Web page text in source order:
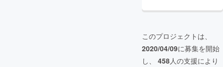
このプロジェクトは、
2020/04/09に募集を開始
し、 458人の支援により